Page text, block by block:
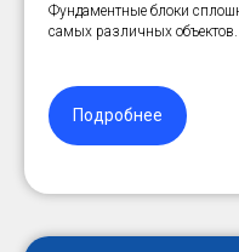
Фундаментные блоки
самых различных объектов.
Подробнее